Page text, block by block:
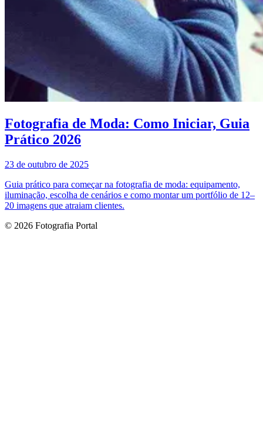
Fotografia de Moda: Como Iniciar, Guia
Prático 2026
23 de outubro de 2025
Guia prático para começar na fotografia de moda: equipamento,
iluminação, escolha de cenários e como montar um portfólio de 12–
20 imagens que atraiam clientes.
© 2026 Fotografia Portal